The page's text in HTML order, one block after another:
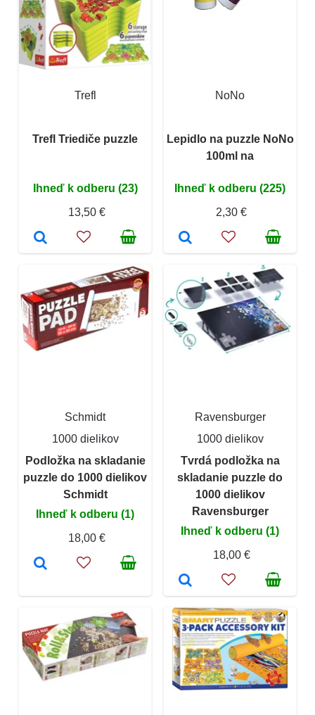
Trefl
Trefl Triediče puzzle
Ihneď k odberu (23)
13,50 €
NoNo
Lepidlo na puzzle NoNo
100ml na
Ihneď k odberu (225)
2,30 €
Schmidt
1000 dielikov
Podložka na skladanie
puzzle do 1000 dielikov
Schmidt
Ihneď k odberu (1)
18,00 €
Ravensburger
1000 dielikov
Tvrdá podložka na
skladanie puzzle do
1000 dielikov
Ravensburger
Ihneď k odberu (1)
18,00 €